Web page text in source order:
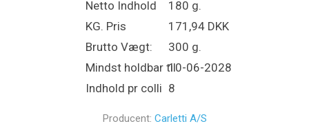
Netto Indhold
180 g.
KG. Pris
171,94 DKK
Brutto Vægt:
300 g.
Mindst holdbar til10-06-2028
Indhold pr colli 8
Producent: Carletti A/S